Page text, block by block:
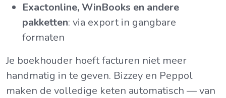
Exactonline, WinBooks en andere
pakketten: via export in gangbare
formaten
Je boekhouder hoeft facturen niet meer
handmatig in te geven. Bizzey en Peppol
maken de volledige keten automatisch — van